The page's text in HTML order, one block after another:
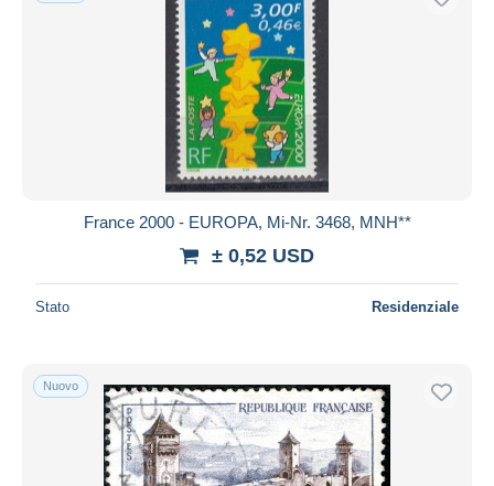
France 2000 - EUROPA, Mi-Nr. 3468, MNH**
± 0,52 USD
Stato Residenziale
Nuovo